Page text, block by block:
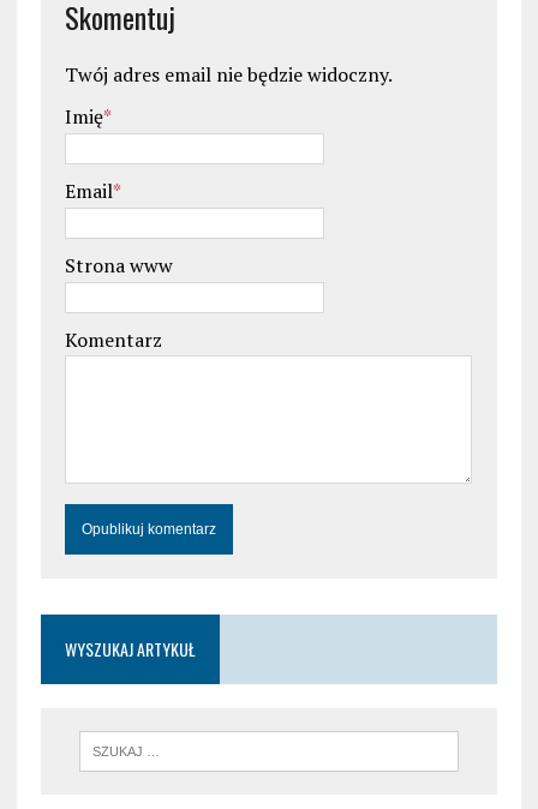
Skomentuj
Twój adres email nie będzie widoczny.
Imię*
Email*
Strona www
Komentarz
WYSZUKAJ ARTYKUŁ